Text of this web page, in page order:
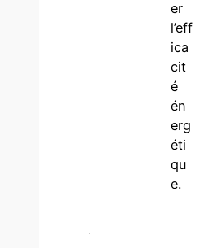
er
l’eff
ica
cit
é
én
erg
éti
qu
e.